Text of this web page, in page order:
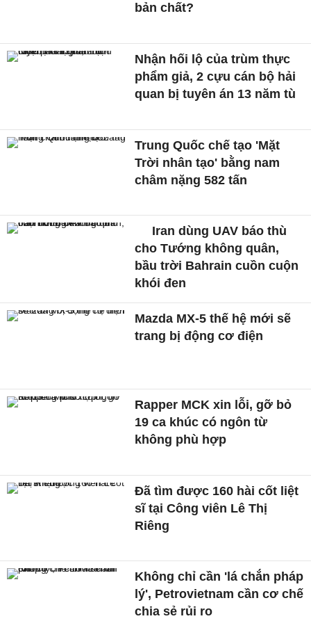
bản chất?
Nhận hối lộ của trùm thực
phẩm giả, 2 cựu cán bộ hải
quan bị tuyên án 13 năm tù
Trung Quốc chế tạo 'Mặt
Trời nhân tạo' bằng nam
châm nặng 582 tấn
Iran dùng UAV báo thù
cho Tướng không quân,
bầu trời Bahrain cuồn cuộn
khói đen
Mazda MX-5 thế hệ mới sẽ
trang bị động cơ điện
Rapper MCK xin lỗi, gỡ bỏ
19 ca khúc có ngôn từ
không phù hợp
Đã tìm được 160 hài cốt liệt
sĩ tại Công viên Lê Thị
Riêng
Không chỉ cần 'lá chắn pháp
lý', Petrovietnam cần cơ chế
chia sẻ rủi ro